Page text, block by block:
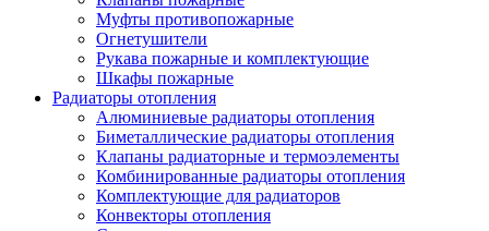
Муфты противопожарные
Огнетушители
Рукава пожарные и комплектующие
Шкафы пожарные
Радиаторы отопления
Алюминиевые радиаторы отопления
Биметаллические радиаторы отопления
Клапаны радиаторные и термоэлементы
Комбинированные радиаторы отопления
Комплектующие для радиаторов
Конвекторы отопления